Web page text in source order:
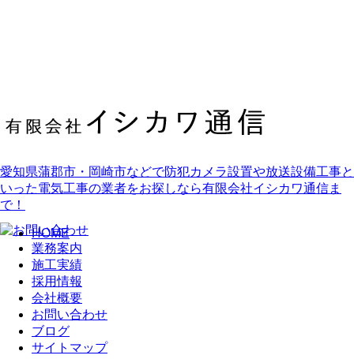
愛知県蒲郡市・岡崎市などで防犯カメラ設置や放送設備工事と
いった電気工事の業者をお探しなら有限会社イシカワ通信ま
で！
HOME
業務案内
施工実績
採用情報
会社概要
お問い合わせ
ブログ
サイトマップ